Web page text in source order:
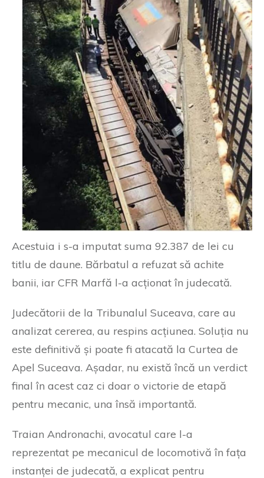
Acestuia i s-a imputat suma 92.387 de lei cu
titlu de daune. Bărbatul a refuzat să achite
banii, iar CFR Marfă l-a acționat în judecată.
Judecătorii de la Tribunalul Suceava, care au
analizat cererea, au respins acțiunea. Soluția nu
este definitivă și poate fi atacată la Curtea de
Apel Suceava. Așadar, nu există încă un verdict
final în acest caz ci doar o victorie de etapă
pentru mecanic, una însă importantă.
Traian Andronachi, avocatul care l-a
reprezentat pe mecanicul de locomotivă în fața
instanței de judecată, a explicat pentru